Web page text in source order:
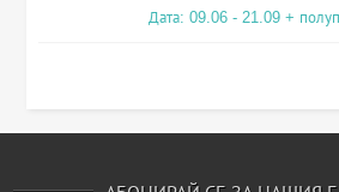
Дата: 09.06 - 21.09 +